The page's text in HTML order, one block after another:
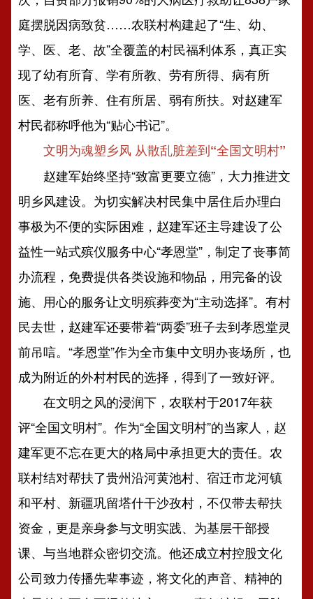
庭摆脱因病致贫……农联村构建起了“生、幼、
学、医、老、故”全覆盖的村民福利体系，真正实
现了幼有所育、学有所教、劳有所得、病有所
医、老有所养、住有所居、弱有所扶。对赵建军
村民都称呼他为“贴心书记”。
文明为魂塑乡风 从散乱脏差到“全国文明村”
赵建军始终坚持“致富更要立德”，大力推进文
明乡风建设。为切实解决村民集中居住后办理白
事极为不便的实际困难，赵建军还主导建设了公
益性一站式殡仪服务中心“孝恩堂”，制定了丧事简
办流程，免费提供各类设施和物品，用完备的设
施、用心的服务让文明殡葬变为“主动选择”。有村
民去世，赵建军还要带着“两委”班子去到孝恩堂灵
前吊唁。“孝恩堂”作为全市集中文明办丧场所，也
成为附近的外村村民的选择，得到了一致好评。
在文明之风的浸润下，农联村于2017年获
评“全国文明村”。作为“全国文明村”的当家人，赵
建军更不忘在更大的格局中承担更大的责任。农
联村结对帮扶了贵州沿河黄池村、宿迁市龙河镇
和平村、新疆巩留塔什干沙孜村，不仅带去帮扶
资金，更是亲身参与文明实践、为基层干部授
课、与当地群众密切交流。他还成立村控股文化
公司致力传播先辈事迹，将文化的声音、精神的